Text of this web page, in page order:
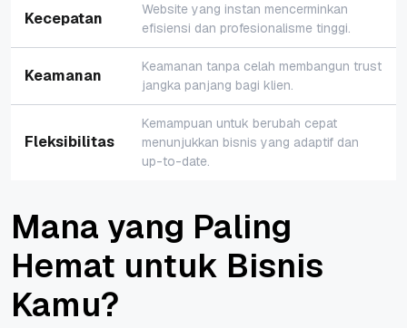
Kecepatan
Website yang instan mencerminkan
efisiensi dan profesionalisme tinggi.
Keamanan Keamanan tanpa celah membangun trust
jangka panjang bagi klien.
Fleksibilitas
Kemampuan untuk berubah cepat
menunjukkan bisnis yang adaptif dan
up-to-date.
Mana yang Paling
Hemat untuk Bisnis
Kamu?